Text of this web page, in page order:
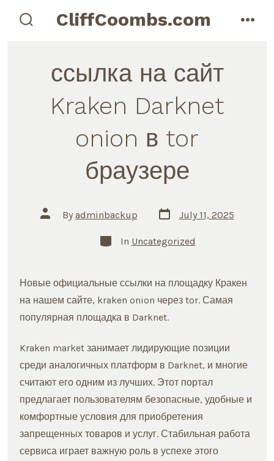
CliffCoombs.com
ссылка на сайт
Kraken Darknet
onion в tor
браузере
Post
author
By adminbackup
Post
date
July 11, 2025
Categories
In Uncategorized
Новые официальные ссылки на площадку Кракен
на нашем сайте, kraken onion через tor. Самая
популярная площадка в Darknet.
Kraken market занимает лидирующие позиции
среди аналогичных платформ в Darknet, и многие
считают его одним из лучших. Этот портал
предлагает пользователям безопасные, удобные и
комфортные условия для приобретения
запрещенных товаров и услуг. Стабильная работа
сервиса играет важную роль в успехе этого